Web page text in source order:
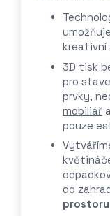
kreativní
3D tisk
pro
prvky,
mobiliář
pouze
do
prostoru